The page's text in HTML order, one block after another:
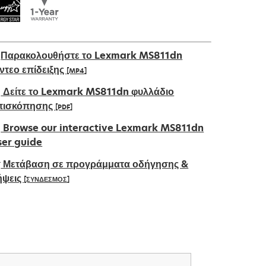
Παρακολουθήστε το Lexmark MS811dn
επίδειξης [MP4]
Δείτε το Lexmark MS811dn φυλλάδιο
[PDF]
Browse our interactive Lexmark MS811dn
guide
Μετάβαση σε προγράμματα οδήγησης &
[ΣΥΝΔΕΣΜΟΣ]